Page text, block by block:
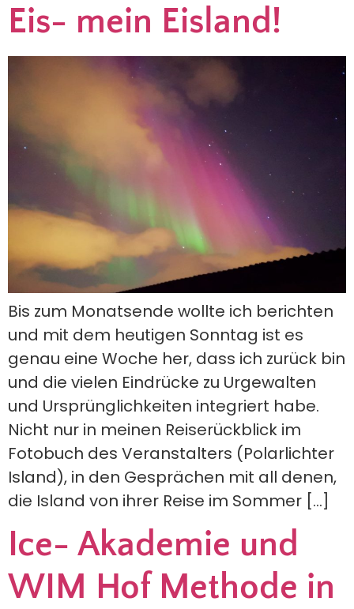
Eis- mein Eisland!
Bis zum Monatsende wollte ich berichten
und mit dem heutigen Sonntag ist es
genau eine Woche her, dass ich zurück bin
und die vielen Eindrücke zu Urgewalten
und Ursprünglichkeiten integriert habe.
Nicht nur in meinen Reiserückblick im
Fotobuch des Veranstalters (Polarlichter
Island), in den Gesprächen mit all denen,
die Island von ihrer Reise im Sommer […]
Ice- Akademie und
WIM Hof Methode in